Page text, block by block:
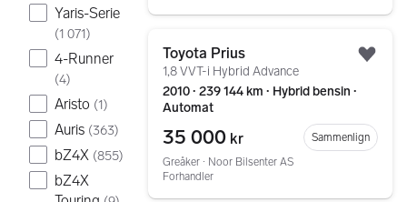
Yaris-Serie
(1 071)
4-Runner
(4)
Aristo (1)
Auris (363)
bZ4X (855)
bZ4X
Toyota Prius
1,8 VVT-i Hybrid Advance
2010 ∙ 239 144 km ∙ Hybrid bensin ∙
Automat
35 000 kr
Sammenlign
Greåker ∙ Noor Bilsenter AS
Forhandler